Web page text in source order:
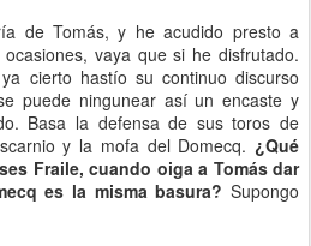
de Tomás, y he acudido presto a
vaya que si he disfrutado.
cierto hastío su continuo discurso
puede ningunear así un encaste y
Basa la defensa de sus toros de
y la mofa del Domecq. ¿Qué
Fraile, cuando oiga a Tomás dar
es la misma basura? Supongo